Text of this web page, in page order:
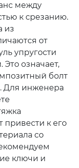
между
к срезанию.
из
от
упругости
Это означает,
болт
Для инженера
привести к его
со
ключи и